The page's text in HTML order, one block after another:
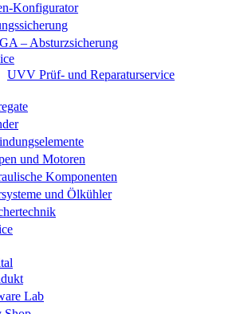
Konfigurator
– Absturzsicherung
UVV Prüf- und Reparaturservice
und Motoren
Komponenten
und Ölkühler
Lab